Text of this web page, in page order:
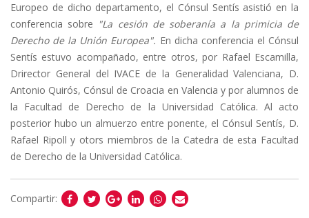
Europeo de dicho departamento, el Cónsul Sentís asistió en la
conferencia sobre "La cesión de soberanía a la primicia de
Derecho de la Unión Europea". En dicha conferencia el Cónsul
Sentís estuvo acompañado, entre otros, por Rafael Escamilla,
Drirector General del IVACE de la Generalidad Valenciana, D.
Antonio Quirós, Cónsul de Croacia en Valencia y por alumnos de
la Facultad de Derecho de la Universidad Católica. Al acto
posterior hubo un almuerzo entre ponente, el Cónsul Sentís, D.
Rafael Ripoll y otors miembros de la Catedra de esta Facultad
de Derecho de la Universidad Católica.
Compartir: